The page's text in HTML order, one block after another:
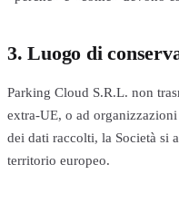
3. Luogo di
Parking Cloud S.R.L. non
extra-UE, o ad
dei dati raccolti, la Società si
territorio europeo.